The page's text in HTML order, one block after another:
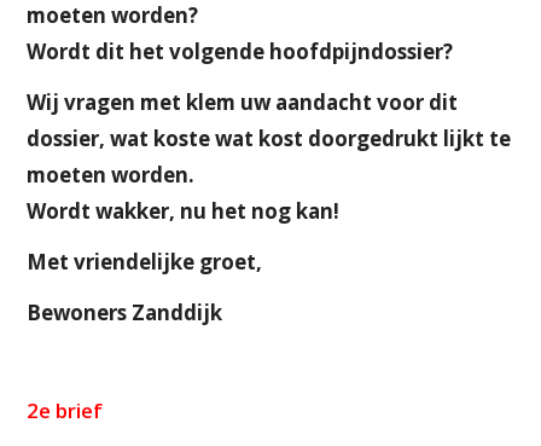
moeten worden?
Wordt dit het volgende hoofdpijndossier?
Wij vragen met klem uw aandacht voor dit
dossier, wat koste wat kost doorgedrukt lijkt te
moeten worden.
Wordt wakker, nu het nog kan!
Met vriendelijke groet,
Bewoners Zanddijk
2e brief